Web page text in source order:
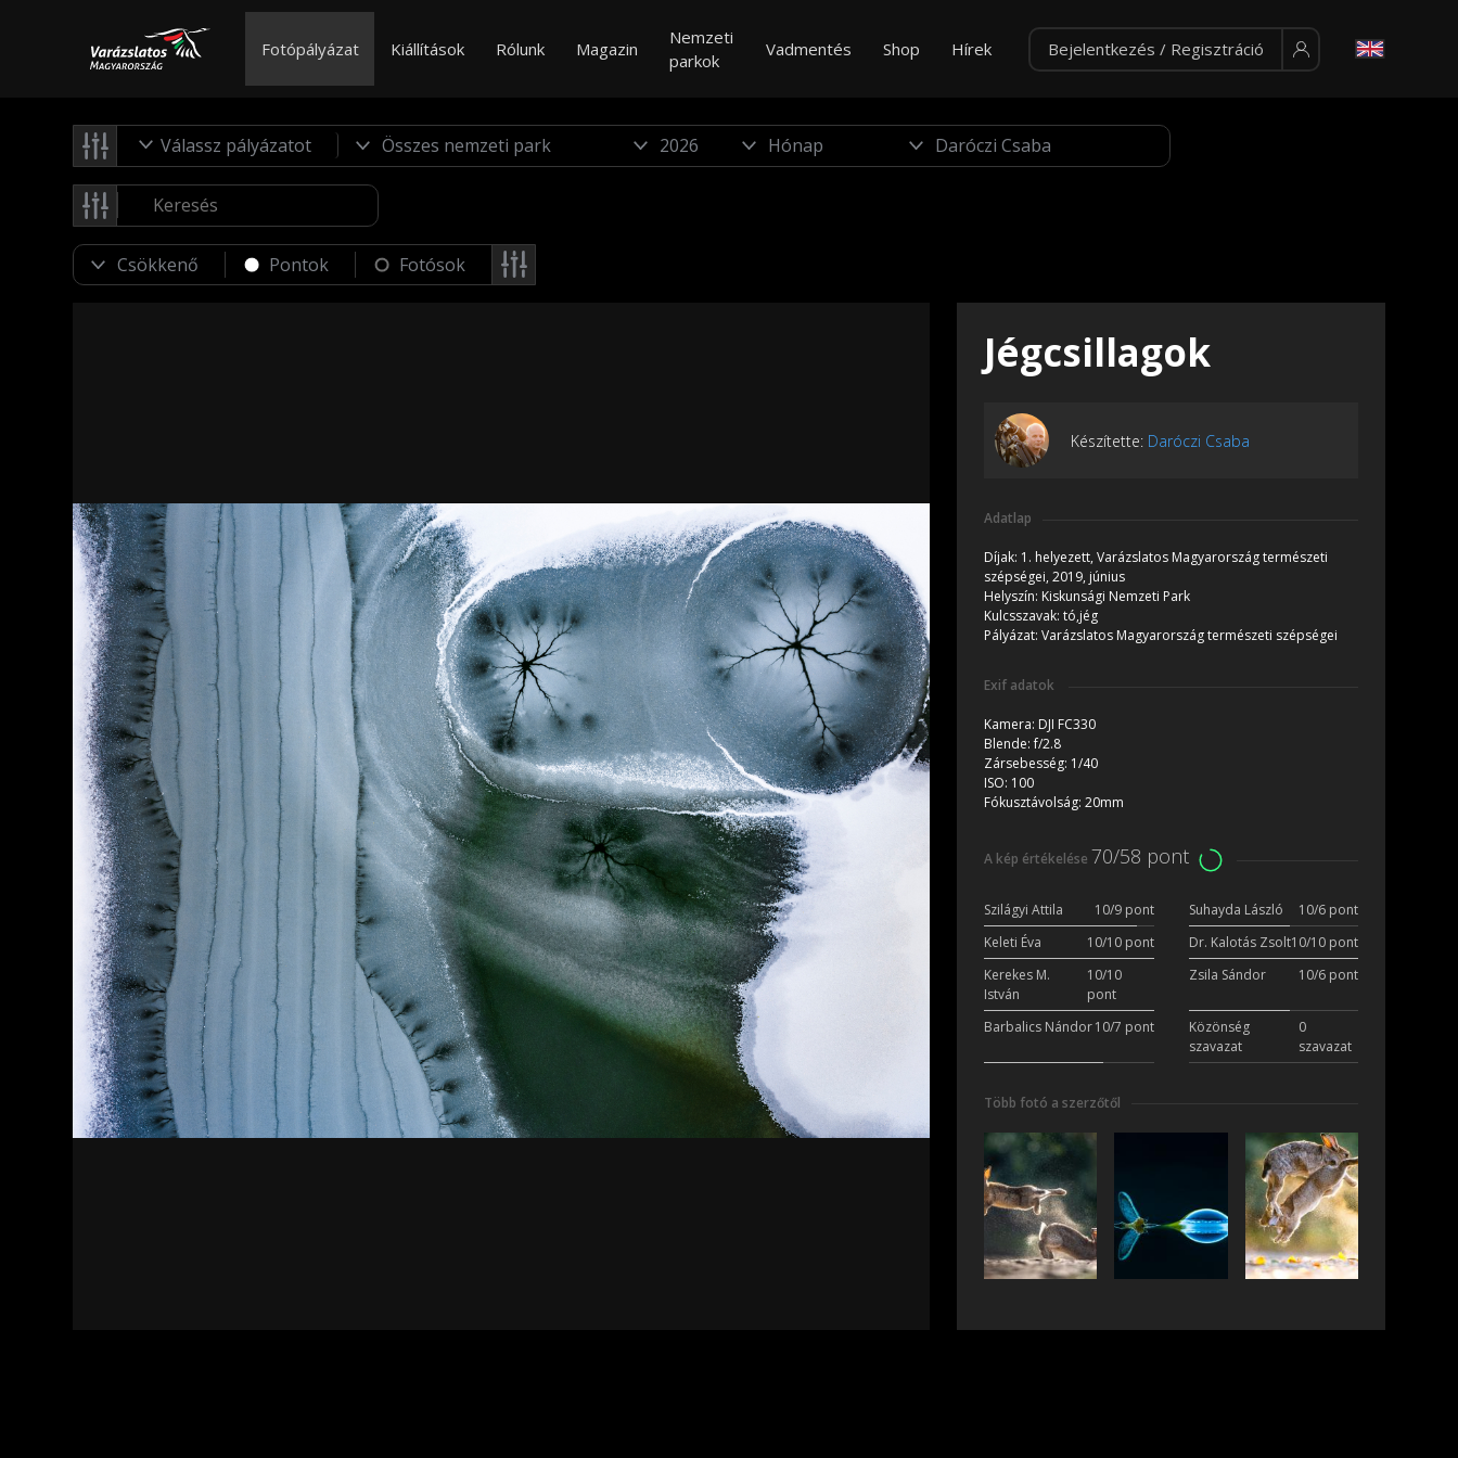
Fotópályázat Kiállítások Rólunk Magazin
Nemzeti
parkok
Vadmentés Shop Hírek Bejelentkezés / Regisztráció
Válassz pályázatot
Pontok Fotósok
Jégcsillagok
Készítette: Daróczi Csaba
Adatlap
Díjak: 1. helyezett, Varázslatos Magyarország természeti
szépségei, 2019, június
Helyszín: Kiskunsági Nemzeti Park
Kulcsszavak: tó,jég
Pályázat: Varázslatos Magyarország természeti szépségei
Exif adatok
Kamera: DJI FC330
Blende:f/2.8
Zársebesség: 1/40
ISO: 100
Fókusztávolság: 20mm
A kép értékelése 70/58 pont
Szilágyi Attila 10/9 pont Suhayda László
10/6 pont
Keleti Éva
10/10 pont Dr. Kalotás Zsolt10/10 pont
Kerekes M.
István
10/10
pont
Zsila Sándor 10/6 pont
Barbalics Nándor10/7 pont
Közönség
szavazat
0
szavazat
Több fotó a szerzőtől